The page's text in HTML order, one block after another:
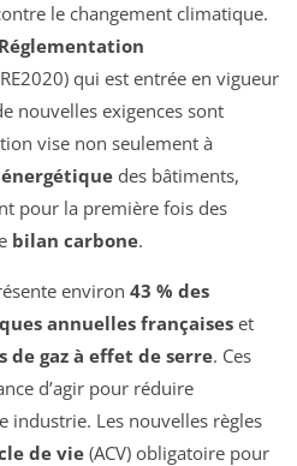
le changement climatique.
Réglementation
qui est entrée en vigueur
nouvelles exigences sont
vise non seulement à
des bâtiments,
pour la première fois des
bilan carbone.
environ 43 % des
annuelles françaises et
de gaz à effet de serre. Ces
d’agir pour réduire
industrie. Les nouvelles règles
de vie (ACV) obligatoire pour